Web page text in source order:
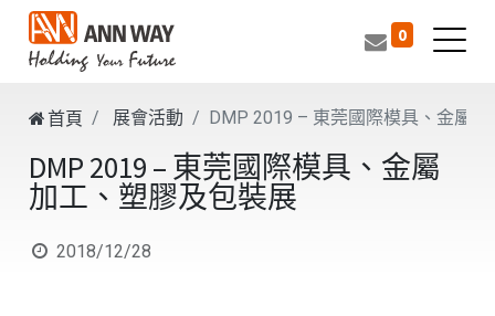
0
首頁 展會活動 DMP 2019 – 東莞國際模具、金屬
DMP 2019 – 東莞國際模具、金屬
加工、塑膠及包裝展
2018/12/28